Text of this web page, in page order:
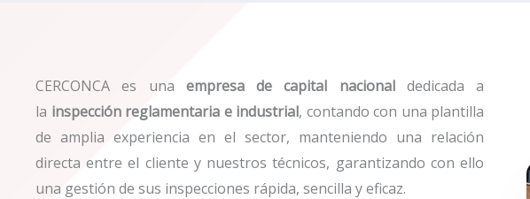
CERCONCA es una empresa de capital nacional dedicada a
la inspección reglamentaria e industrial, contando con una plantilla
de amplia experiencia en el sector, manteniendo una relación
directa entre el cliente y nuestros técnicos, garantizando con ello
una gestión de sus inspecciones rápida, sencilla y eficaz.